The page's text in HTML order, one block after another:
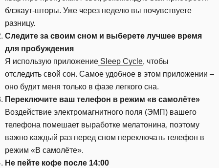
блэкаут-шторы. Уже через неделю вы почувствуете
разницу.
Следите за своим сном и выберете лучшее время
для пробуждения
Я использую приложение Sleep Cycle, чтобы
отследить свой сон. Самое удобное в этом приложении –
оно будит меня только в фазе легкого сна.
Переключите ваш телефон в режим «в самолёте»
Воздействие электромагнитного поля (ЭМП) вашего
телефона помешает выработке мелатонина, поэтому
важно каждый раз перед сном переключать телефон в
режим «В самолёте».
Не пейте кофе после 14:00